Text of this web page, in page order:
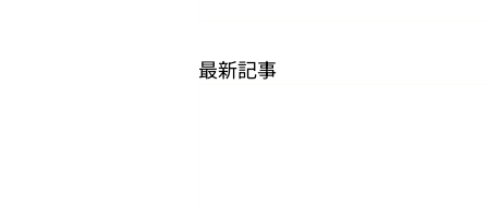
最新記事